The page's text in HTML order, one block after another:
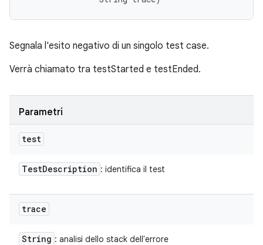
Segnala l'esito negativo di un singolo test case.
Verrà chiamato tra testStarted e testEnded.
Parametri
test
TestDescription : identifica il test
trace
String : analisi dello stack dell'errore